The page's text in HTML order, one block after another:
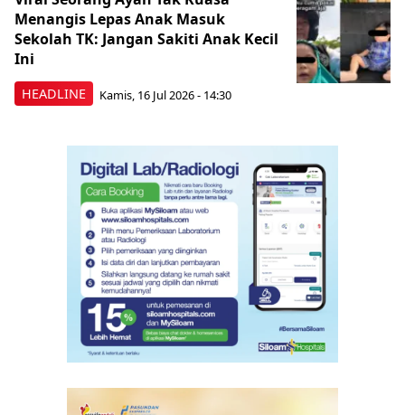
HEADLINE
Menangis Lepas Anak Masuk
Sekolah TK: Jangan Sakiti Anak Kecil
Ini
Kamis, 16 Jul 2026 - 14:30